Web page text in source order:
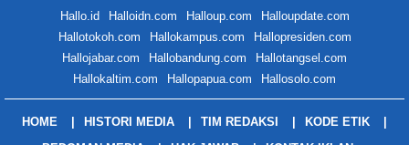
Hallo.id
Halloidn.com Halloup.com
Halloupdate.com
Hallotokoh.com
Hallokampus.com
Hallopresiden.com
Hallojabar.com
Hallobandung.com
Hallotangsel.com
Hallokaltim.com
Hallopapua.com Hallosolo.com
HOME HISTORI MEDIA TIM REDAKSI
KODE ETIK